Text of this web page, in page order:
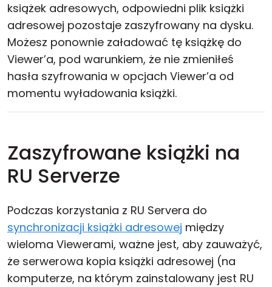
książek adresowych, odpowiedni plik książki
adresowej pozostaje zaszyfrowany na dysku.
Możesz ponownie załadować tę książkę do
Viewer’a, pod warunkiem, że nie zmieniłeś
hasła szyfrowania w opcjach Viewer’a od
momentu wyładowania książki.
Zaszyfrowane książki na
RU Serverze
Podczas korzystania z RU Servera do
synchronizacji książki adresowej między
wieloma Viewerami, ważne jest, aby zauważyć,
że serwerowa kopia książki adresowej (na
komputerze, na którym zainstalowany jest RU